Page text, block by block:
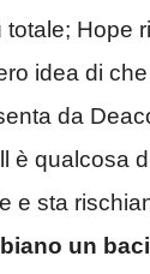
totale; Hope
idea di
da
è qualcosa
e sta
un